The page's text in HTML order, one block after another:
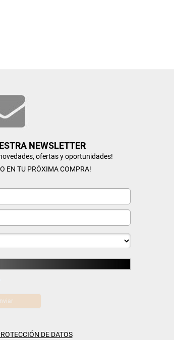
NEWSLETTER
ofertas y oportunidades!
EN TU PRÓXIMA COMPRA!
DE DATOS